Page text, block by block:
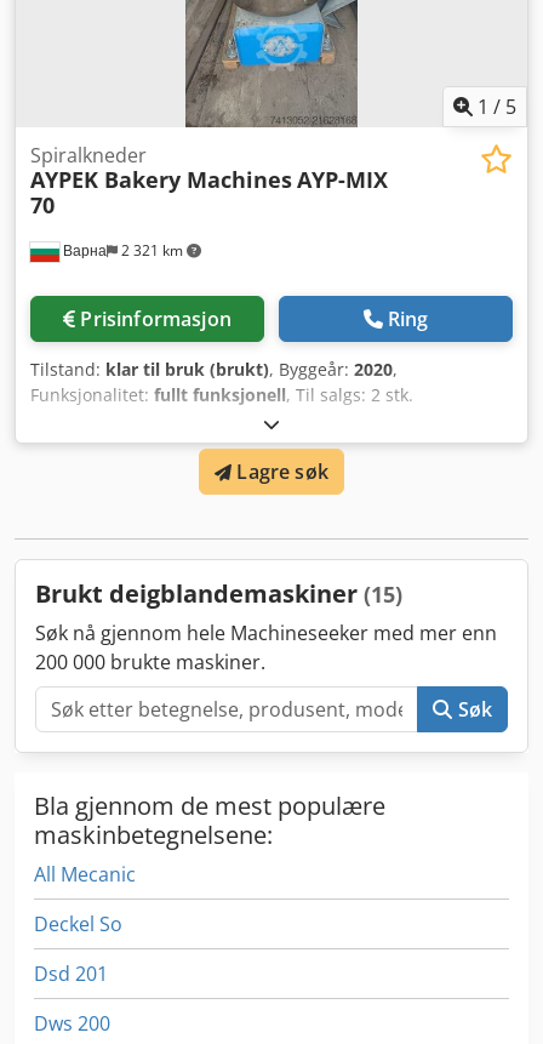
bruk under industrielle forhold. Chjdey Egk Hjpfx Afpja
Passer til bakerier, brødfabrikker og produksjon av
bakervarer. Kan besiktiges på stedet. Transport etter
1 / 5
Варна 2 321 km
Spiralkneder
AYPEK Bakery MachinesAYP-MIX
70
Prisinformasjon Ring
Tilstand: klar til bruk (brukt), Byggeår: 2020,
Funksjonalitet: fullt funksjonell, Til salgs: 2 stk.
profesjonelle spiral-deigmiksere AYPEK AYP-MIX 70, egnet
for bakerier, restauranter og næringsmiddelproduksjon.
Cjdpfx Aeyybkksfpjha Disse industrimaskinene er
konstruert for intensiv bruk og gir jevn, høy kvalitet på
Lagre søk
Brukt deigblandemaskiner (15)
Søk nå gjennom hele Machineseeker med mer enn
200 000 brukte maskiner.
Søk
Bla gjennom de mest populære
maskinbetegnelsene:
All Mecanic
Deckel So
Dsd 201
Dws 200